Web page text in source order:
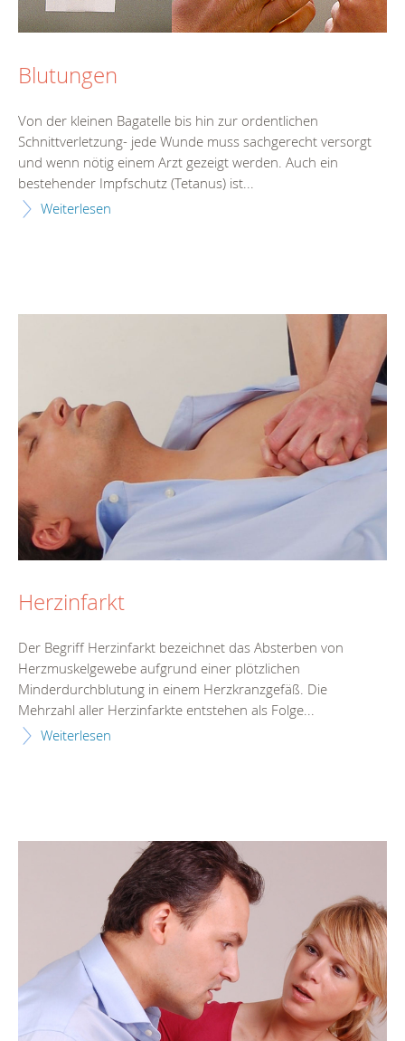
Blutungen
Von der kleinen Bagatelle bis hin zur ordentlichen
Schnittverletzung- jede Wunde muss sachgerecht versorgt
und wenn nötig einem Arzt gezeigt werden. Auch ein
bestehender Impfschutz (Tetanus) ist...
Weiterlesen
Herzinfarkt
Der Begriff Herzinfarkt bezeichnet das Absterben von
Herzmuskelgewebe aufgrund einer plötzlichen
Minderdurchblutung in einem Herzkranzgefäß. Die
Mehrzahl aller Herzinfarkte entstehen als Folge...
Weiterlesen